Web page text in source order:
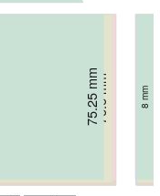
77.9 mm 8.2 mm
78 mm 7.5 mm
75.6 mm 6.8 mm
75.24 mm 8.43 mm
76.6 mm 7.4 mm
75.25 mm 8 mm